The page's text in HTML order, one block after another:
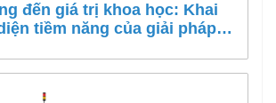
đến giá trị khoa học: Khai
tiềm năng của giải pháp…